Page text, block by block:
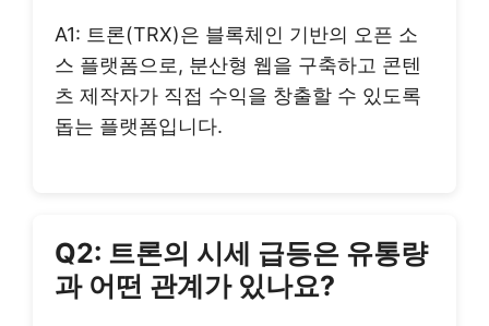
A1: 트론(TRX)은 블록체인 기반의 오픈 소
스 플랫폼으로, 분산형 웹을 구축하고 콘텐
츠 제작자가 직접 수익을 창출할 수 있도록
돕는 플랫폼입니다.
Q2: 트론의 시세 급등은 유통량
과 어떤 관계가 있나요?